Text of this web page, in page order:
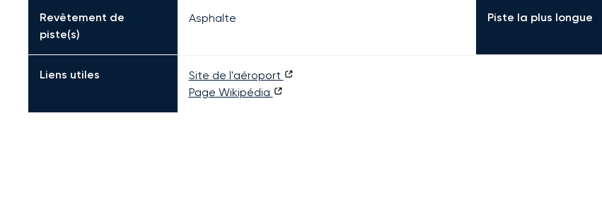
Revêtement de
piste(s)
Asphalte Piste la plus longue
Liens utiles
Site de l'aéroport
Page Wikipédia